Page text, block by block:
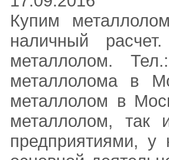
Купим
наличный
металлолом.
металлолома в
металлолом в
металлолом, так
предприятиями, у